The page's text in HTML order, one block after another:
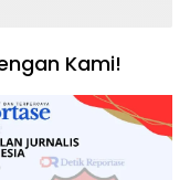
Kami!